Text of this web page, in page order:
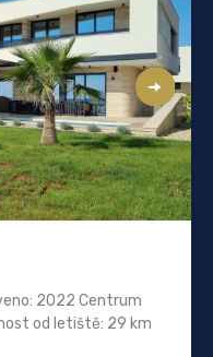
2022 Centrum
od letiště: 29 km